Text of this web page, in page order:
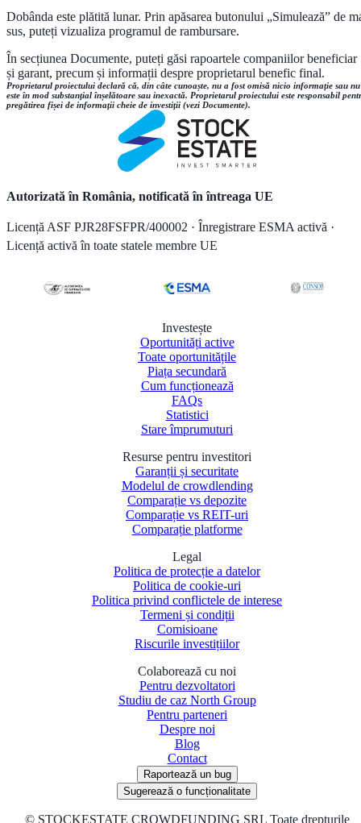
Dobânda este plătită lunar. Prin apăsarea butonului „Simulează” de
sus, puteți vizualiza programul de rambursare.
În secțiunea Documente, puteți găsi rapoartele companiilor beneficiar
și garant, precum și informații despre proprietarul benefic final.
Proprietarul proiectului declară că, din câte cunoaște, nu a fost omisă nicio informație sau nu
este în mod substanțial înșelătoare sau inexactă. Proprietarul proiectului este responsabil
pregătirea fișei de informații cheie de investiții (vezi Documente).
Autorizată în România, notificată în întreaga UE
Licență ASF PJR28FSFPR/400002 · Înregistrare ESMA activă ·
Licență activă în toate statele membre UE
Investește
Oportunități active
Toate oportunitățile
Piața secundară
Cum funcționează
FAQs
Statistici
Stare împrumuturi
Resurse pentru investitori
Garanții și securitate
Modelul de crowdlending
Comparație vs depozite
Comparație vs REIT-uri
Comparație platforme
Legal
Politica de protecție a datelor
Politica de cookie-uri
Politica privind conflictele de interese
Termeni și condiții
Comisioane
Riscurile investițiilor
Colaborează cu noi
Pentru dezvoltatori
Studiu de caz North Group
Pentru parteneri
Despre noi
Blog
Contact
Raportează un bug
Sugerează o funcționalitate
© STOCKESTATE CROWDFUNDING SRL Toate drepturile